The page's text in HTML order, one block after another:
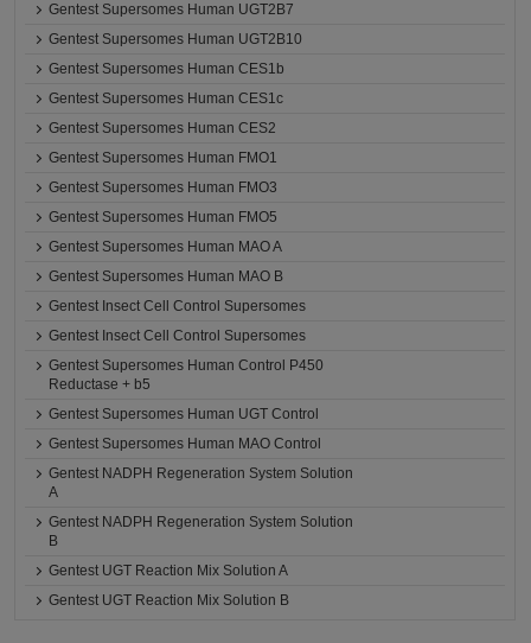
Gentest Supersomes Human UGT2B7
Gentest Supersomes Human UGT2B10
Gentest Supersomes Human CES1b
Gentest Supersomes Human CES1c
Gentest Supersomes Human CES2
Gentest Supersomes Human FMO1
Gentest Supersomes Human FMO3
Gentest Supersomes Human FMO5
Gentest Supersomes Human MAO A
Gentest Supersomes Human MAO B
Gentest Insect Cell Control Supersomes
Gentest Insect Cell Control Supersomes
Gentest Supersomes Human Control P450
Reductase + b5
Gentest Supersomes Human UGT Control
Gentest Supersomes Human MAO Control
Gentest NADPH Regeneration System Solution
A
Gentest NADPH Regeneration System Solution
B
Gentest UGT Reaction Mix Solution A
Gentest UGT Reaction Mix Solution B